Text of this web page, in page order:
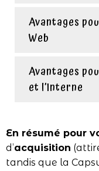
Avantages
Web
Avantages
et l’Interne
En résumé pour
d’acquisition
tandis que la